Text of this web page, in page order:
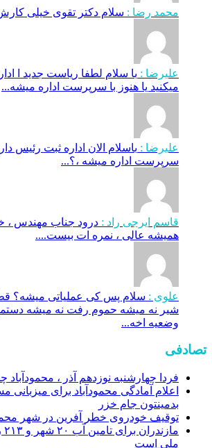
محمد رضا : سلام دکتر تقوی خیلی
علیرضا : با سلام لطفا ریاست جدید ا
میکنید یا هنوز با سرپرست اداره‌ میشه...
علیرضا : باسلام الان اداره ثبت رئیس
سرپرست اداره میشه ،؟...
قاسم ایرجی راد : درود جناب مهندس ،
همیشه عالی ، نمره ات بیست....
علوی : سلام پس کی عملیاتی میشه؟
شیر نه میشه حموم رفت نه میشه
وضعیه اخه...
تصادفی
فردا چهارشنبه نوزدهم آذر ، محمودآباد
اعلام آمادگی محمودآباد برای میزبانی
بدمینتون جام خزر
توقیف خودروی خطر آفرین در شهر
ملی است